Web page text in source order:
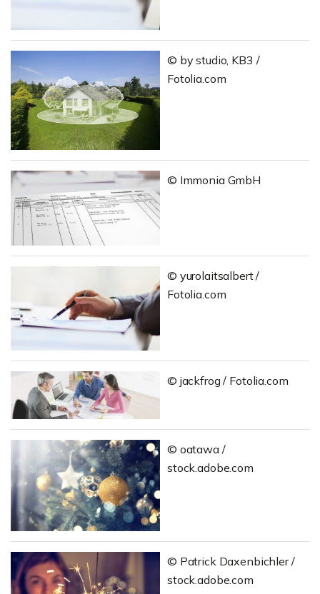
© by studio, KB3 /
Fotolia.com
© Immonia GmbH
© yurolaitsalbert /
Fotolia.com
© jackfrog / Fotolia.com
© oatawa /
stock.adobe.com
© Patrick Daxenbichler /
stock.adobe.com